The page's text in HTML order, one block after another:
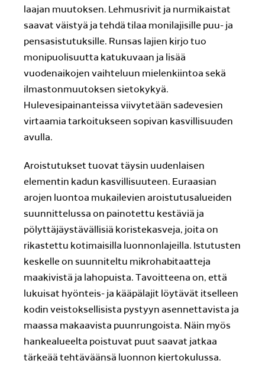
laajan muutoksen. Lehmusrivit ja nurmikaistat
saavat väistyä ja tehdä tilaa monilajisille puu- ja
pensasistutuksille. Runsas lajien kirjo tuo
monipuolisuutta katukuvaan ja lisää
vuodenaikojen vaihteluun mielenkiintoa sekä
ilmastonmuutoksen sietokykyä.
Hulevesipainanteissa viivytetään sadevesien
virtaamia tarkoitukseen sopivan kasvillisuuden
avulla.
Aroistutukset tuovat täysin uudenlaisen
elementin kadun kasvillisuuteen. Euraasian
arojen luontoa mukailevien aroistutusalueiden
suunnittelussa on painotettu kestäviä ja
pölyttäjäystävällisiä koristekasveja, joita on
rikastettu kotimaisilla luonnonlajeilla. Istutusten
keskelle on suunniteltu mikrohabitaatteja
maakivistä ja lahopuista. Tavoitteena on, että
lukuisat hyönteis- ja kääpälajit löytävät itselleen
kodin veistoksellisista pystyyn asennettavista ja
maassa makaavista puunrungoista. Näin myös
hankealueelta poistuvat puut saavat jatkaa
tärkeää tehtäväänsä luonnon kiertokulussa.